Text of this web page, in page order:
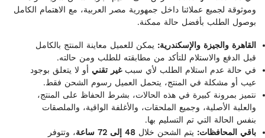
وموثوقة لجميع عملائنا داخل جمهورية مصر العربية، مع الاهتمام الكامل
بوصول الطلب بأفضل حالة ممكنة.
القاهرة والجيزة والإسكندرية: يمكن للعميل معاينة المنتج بالكامل
قبل الدفع والاستلام للتأكد من مطابقته للطلب ومن حالته.
في حالة عدم استلام الطلب لأي سببغير تقني أو لا يتعلق بوجود
عيب أو مشكلة في المنتج، يتحمل العميل رسوم الشحن فقط.
نتميز بمرونة كبيرة في هذه الحالات، بشرط الحفاظ على المنتج،
والعلبة الأصلية، وجميع الملحقات، والأغلفة الواقية، والملصقات
بنفس الحالة التي تم التسليم بها.
باقي المحافظات: يتم الشحن خلال 48 إلى 72 ساعة
، وتتوفر